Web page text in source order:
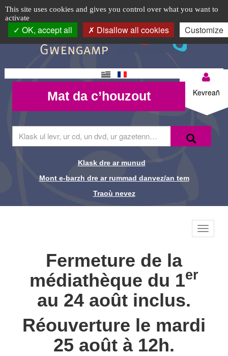
Cookie management panel
This site uses cookies and gives you control over what you want to
activate
OK, accept all Disallow all cookies Customize
TPL_C3RB_RGAA_EVITEMENT_MENU
TPL_C3RB_RGAA_EVITEMENT_CONTENT
TPL_C3RB_RGAA_EVITEMENT_LOGIN
Télécharger
un
livre
audio
braille
Logo
top-
BR
Changement
de langue
Mon
compte-
Kevreañ
Mat da
c’houzout
Mat da c’houzout
Recherche-
Br
Liens de
Br
Klask dre ar munud
Mont e-barzh dre ar rummad danvez/an tem
Traoù nevez
BR-fr
Fermeture
été
Fermeture de la
médiathèque du 1er
au 24 août inclus.
Réouverture le mardi
25 août à 12h.